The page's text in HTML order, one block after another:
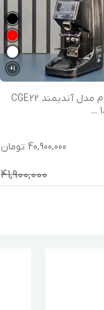
1
+
آسیاب قهوه هوم مدل آندیمند CGE22
...
40,900,000 تومان
41,900,000